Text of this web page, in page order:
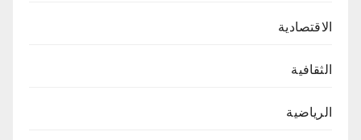
الاقتصادية
الثقافية
الرياضية